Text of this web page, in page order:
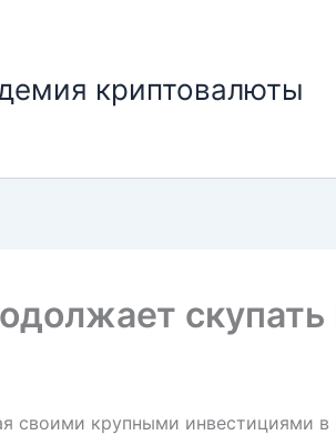
криптовалюты
своими крупными инвестициями